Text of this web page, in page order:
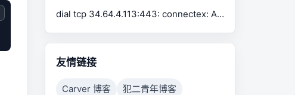
dial tcp 34.64.4.113:443: connectex: A connection attempt failed because the connected party did not properly respond after a period of time, or established connection failed because connected host has failed to respond.
友情链接
Carver 博客
犯二青年博客